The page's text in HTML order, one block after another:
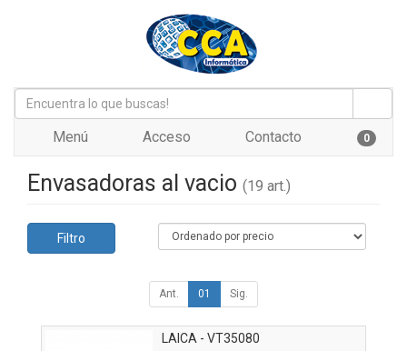
Menú Acceso Contacto 0
Envasadoras al vacio (19 art.)
Filtro
Ant. 01 Sig.
LAICA - VT35080